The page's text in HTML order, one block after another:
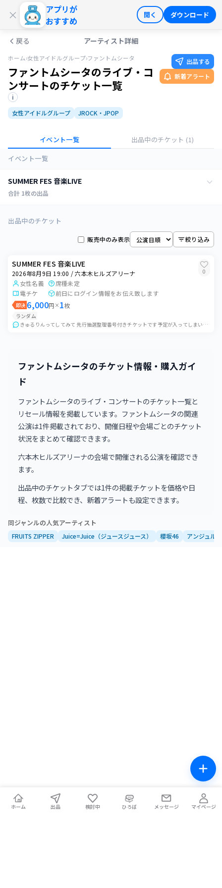
×
アプリが
おすすめ
開く ダウンロード
ログイン 会員登録
戻る アーティスト詳細
ホーム›女性アイドルグループ›ファントムシータ
ファントムシータのライブ・コ
ンサートのチケット一覧
i
女性アイドルグループ JROCK・JPOP
出品する
新着アラート
イベント一覧 出品中のチケット (1)
イベント一覧
SUMMER FES 音楽LIVE
合計 1枚の出品
六本木ヒルズアリーナ
0枚
2026年8月9日 19:00
六本木ヒルズアリーナ
枚
2026年8月10日 19:00
六本木ヒルズアリーナ
2026年8月11日 15:00 0
六本木ヒルズアリーナ
2026年8月14日 19:00
2026年8月15日 11:15
六本木ヒルズアリーナ
0
2026年8月16日 11:30
2026年8月16日 15:30
六本木ヒルズアリーナ
2026年8月16日 19:00
六本木ヒルズアリーナ
出品中のチケット
販売中のみ表示 絞り込み
SUMMER FES 音楽LIVE
2026年8月9日 19:00 / 六本木ヒルズアリーナ 0
女性名義
席種未定
電チケ
前日にログイン情報をお伝え致します
即決 6,000円 × 1枚
ランダム
きゅるりんってしてみて 先行抽選整理番号付きチケットです予定が入ってしまい、やむを得ず出品いたします。 ご都合の合う方にお譲りできれば幸いです。公演前日にログイ...
ファントムシータのチケット情報・購入ガイ
ド
ファントムシータのライブ・コンサートのチケット一覧と
リセール情報を掲載しています。ファントムシータの関連
公演は1件掲載されており、開催日程や会場ごとのチケット
状況をまとめて確認できます。
六本木ヒルズアリーナの会場で開催される公演を確認でき
ます。
出品中のチケットタブでは1件の掲載チケットを価格や日
程、枚数で比較でき、新着アラートも設定できます。
同ジャンルの人気アーティスト
FRUITS ZIPPER Juice=Juice（ジュースジュース） 櫻坂46 アンジュルム
ホーム 出品 検討中 ひろば メッセージ マイページ